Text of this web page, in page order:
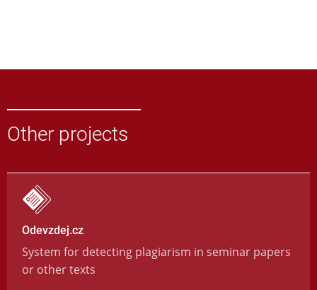
Other projects
Odevzdej.cz
System for detecting plagiarism in seminar papers
or other texts